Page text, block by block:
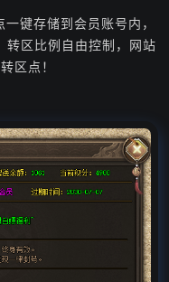
键存储到会员账号内，
转区比例自由控制，网站
区点！